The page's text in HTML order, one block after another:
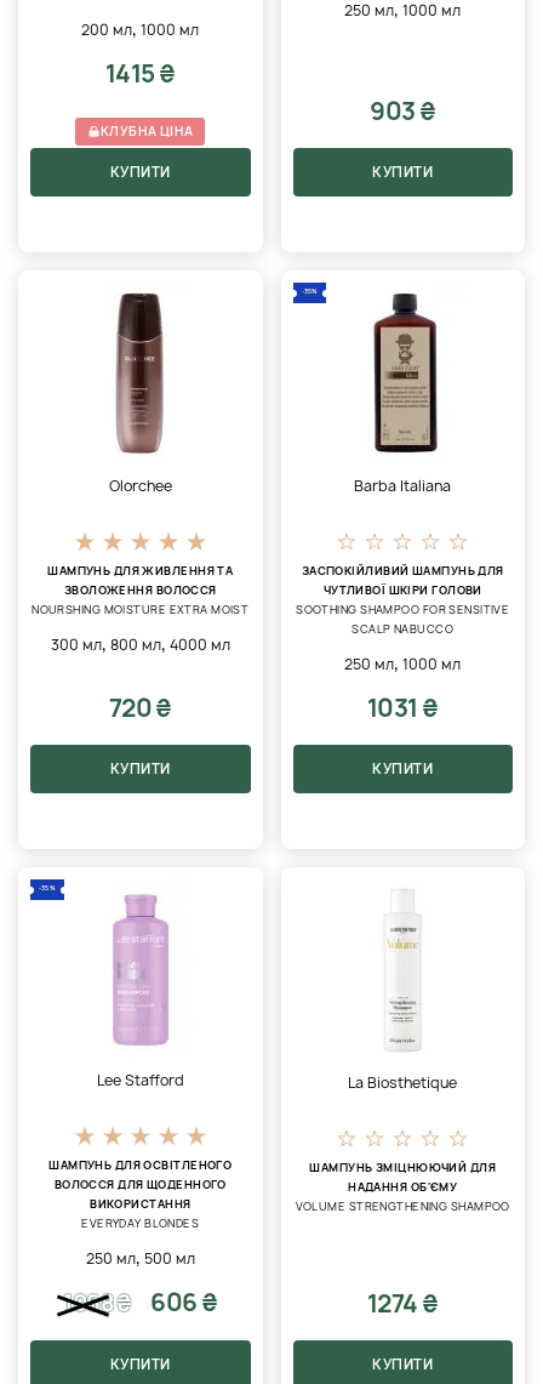
200 мл,1000 мл
1415 ₴
КЛУБНА ЦІНА
КУПИТИ
250 мл,1000 мл
903 ₴
КУПИТИ
Olorchee
ШАМПУНЬ ДЛЯ ЖИВЛЕННЯ ТА
ЗВОЛОЖЕННЯ ВОЛОССЯ
NOURSHING MOISTURE EXTRA MOIST
300 мл, 800 мл, 4000 мл
720 ₴
КУПИТИ
-35%
Barba Italiana
ЗАСПОКІЙЛИВИЙ ШАМПУНЬ ДЛЯ
ЧУТЛИВОЇ ШКІРИ ГОЛОВИ
SOOTHING SHAMPOO FOR SENSITIVE
SCALP NABUCCO
250 мл,1000 мл
1031 ₴
КУПИТИ
-35%
Lee Stafford
ШАМПУНЬ ДЛЯ ОСВІТЛЕНОГО
ВОЛОССЯ ДЛЯ ЩОДЕННОГО
ВИКОРИСТАННЯ
EVERYDAY BLONDES
250 мл, 500 мл
1068₴ 606 ₴
КУПИТИ
La Biosthetique
ШАМПУНЬ ЗМІЦНЮЮЧИЙ ДЛЯ
НАДАННЯ ОБ'ЄМУ
VOLUME STRENGTHENING SHAMPOO
1274 ₴
КУПИТИ